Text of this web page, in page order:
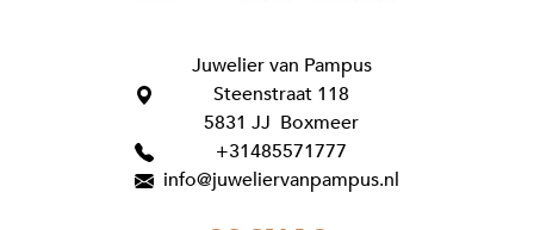
Juwelier van Pampus
Steenstraat 118
5831 JJ Boxmeer
+31485571777
info@juweliervanpampus.nl